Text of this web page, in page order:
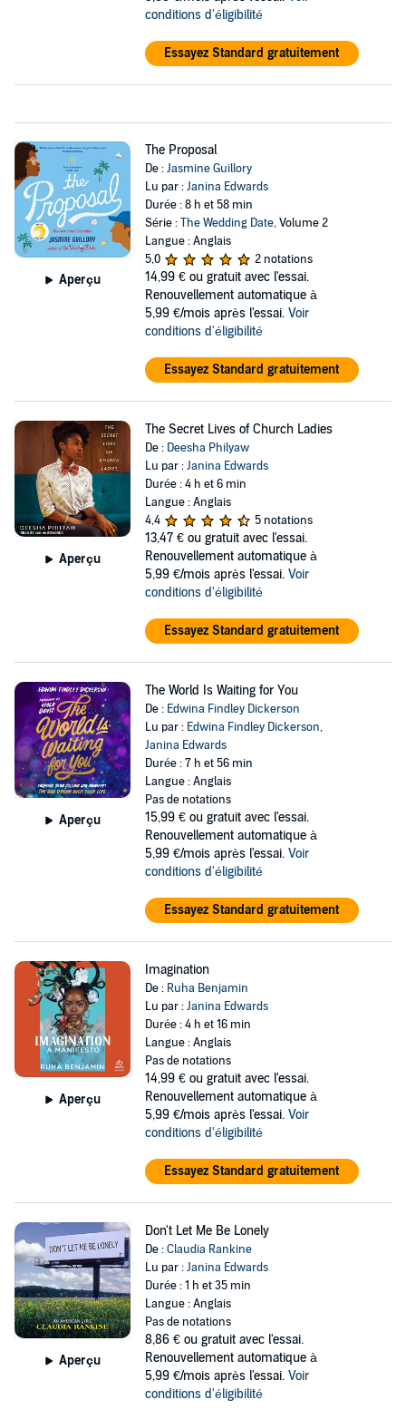
conditions d'éligibilité
Essayez Standard gratuitement
Aperçu
The Proposal
De :Jasmine Guillory
Lu par :Janina Edwards
Durée : 8 h et 58 min
Série :The Wedding Date, Volume 2
Langue : Anglais
5,0
2 notations
14,99 € ou gratuit avec l'essai.
Renouvellement automatique à
5,99 €/mois après l'essai. Voir
conditions d'éligibilité
Essayez Standard gratuitement
Aperçu
The Secret Lives of Church Ladies
De : Deesha Philyaw
Lu par :Janina Edwards
Durée : 4 h et 6 min
Langue : Anglais
4,4
5 notations
13,47 € ou gratuit avec l'essai.
Renouvellement automatique à
5,99 €/mois après l'essai. Voir
conditions d'éligibilité
Essayez Standard gratuitement
Aperçu
The World Is Waiting for You
De : Edwina Findley Dickerson
Lu par : Edwina Findley Dickerson,
Janina Edwards
Durée : 7 h et 56 min
Langue : Anglais
Pas de notations
15,99 € ou gratuit avec l'essai.
Renouvellement automatique à
5,99 €/mois après l'essai. Voir
conditions d'éligibilité
Essayez Standard gratuitement
Aperçu
Imagination
De : Ruha Benjamin
Lu par :Janina Edwards
Durée : 4 h et 16 min
Langue : Anglais
Pas de notations
14,99 € ou gratuit avec l'essai.
Renouvellement automatique à
5,99 €/mois après l'essai. Voir
conditions d'éligibilité
Essayez Standard gratuitement
Aperçu
Don't Let Me Be Lonely
De :Claudia Rankine
Lu par :Janina Edwards
Durée : 1 h et 35 min
Langue : Anglais
Pas de notations
8,86 € ou gratuit avec l'essai.
Renouvellement automatique à
5,99 €/mois après l'essai. Voir
conditions d'éligibilité